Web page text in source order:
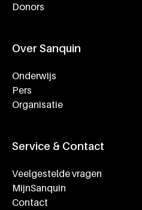
Donors
Over Sanquin
Onderwijs
Pers
Organisatie
Service & Contact
Veelgestelde vragen
MijnSanquin
Contact